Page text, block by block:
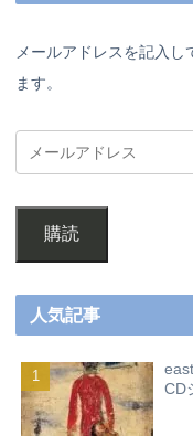
メールアドレスを記入
ます。
購読
人気記事
CD